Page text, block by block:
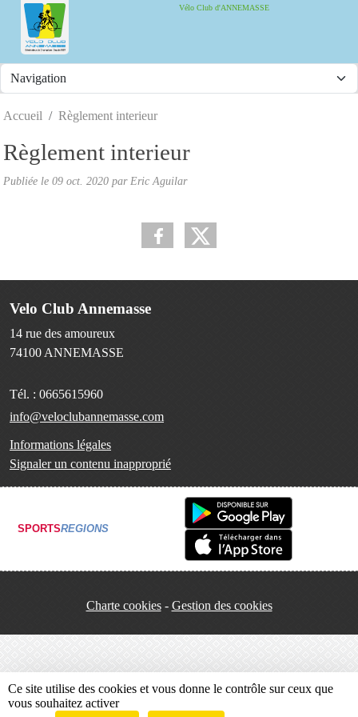
Vélo Club d'ANNEMASSE
Accueil Règlement interieur
Règlement interieur
Publiée le 09 oct. 2020 par Eric Aguilar
Velo Club Annemasse
14 rue des amoureux
74100 ANNEMASSE
Tél. : 0665615960
info@veloclubannemasse.com
Informations légales
Signaler un contenu inapproprié
SPORTSREGIONS
Charte cookies Gestion des cookies
Panneau de gestion des cookies
Ce site utilise des cookies et vous donne le contrôle sur ceux que
vous souhaitez activer